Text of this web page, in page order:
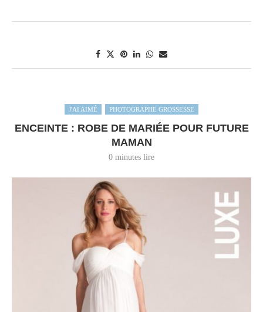
J'AI AIMÉ PHOTOGRAPHE GROSSESSE
ENCEINTE : ROBE DE MARIÉE POUR FUTURE
MAMAN
0 minutes lire